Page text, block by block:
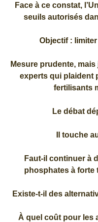
Face à ce constat,
seuils autorisés
Objectif :
Mesure prudente,
experts qui plaident
fertilisants
Le débat
Il touche
Faut-il continuer à
phosphates à forte
Existe-t-il des
À quel coût pour les